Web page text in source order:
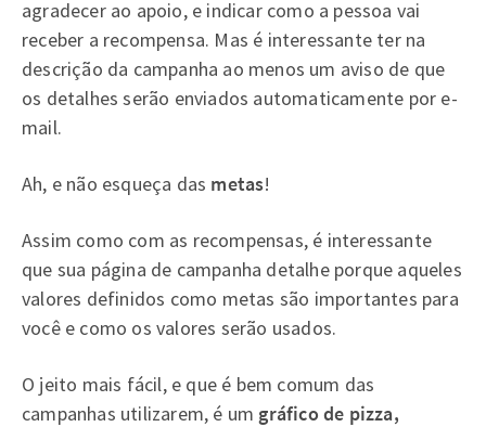
agradecer ao apoio, e indicar como a pessoa vai
receber a recompensa. Mas é interessante ter na
descrição da campanha ao menos um aviso de que
os detalhes serão enviados automaticamente por e-
mail.
Ah, e não esqueça das metas!
Assim como com as recompensas, é interessante
que sua página de campanha detalhe porque aqueles
valores definidos como metas são importantes para
você e como os valores serão usados.
O jeito mais fácil, e que é bem comum das
campanhas utilizarem, é um gráfico de pizza,